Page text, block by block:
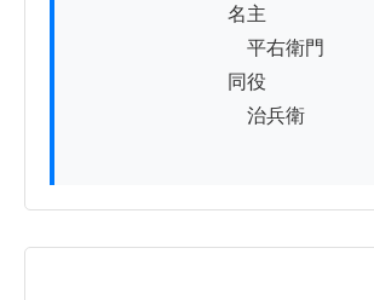
名主
平右衛門
同役
治兵衛